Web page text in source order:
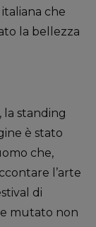
italiana che
la bellezza
, la standing
è stato
che,
l’arte
di
mutato non